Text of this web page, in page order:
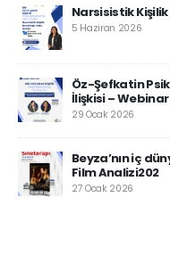
Narsisistik
5 Haziran 2026
Öz-Şefkatin
İlişkisi – Webinar
29 Ocak 2026
Beyza’nın iç
Film Analizi202
27 Ocak 2026